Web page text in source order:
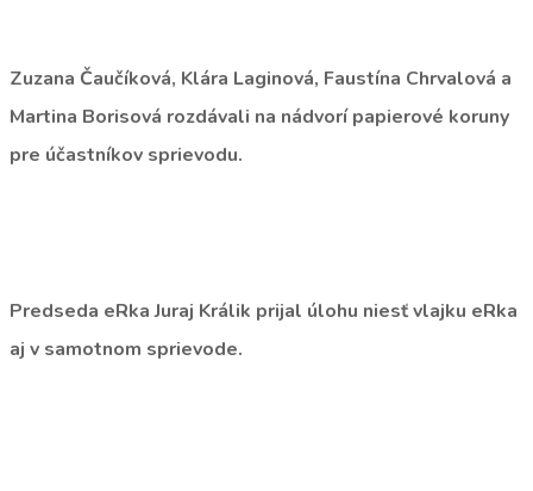
Zuzana Čaučíková, Klára Laginová, Faustína Chrvalová a
Martina Borisová rozdávali na nádvorí papierové koruny
pre účastníkov sprievodu.
Predseda eRka Juraj Králik prijal úlohu niesť vlajku eRka
aj v samotnom sprievode.